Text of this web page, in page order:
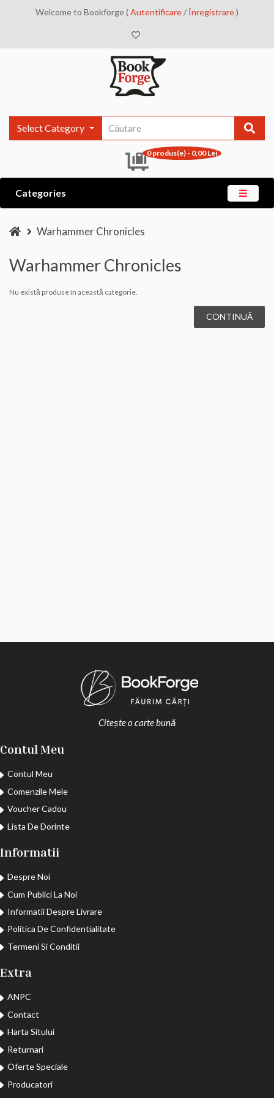
Welcome to Bookforge (Autentificare/Înregistrare)
Select Category
0 produs(e) - 0,00 Lei
Categories
Warhammer Chronicles
Warhammer Chronicles
Nu există produse în această categorie.
CONTINUĂ
Citește o carte bună
Contul Meu
Contul Meu
Comenzile Mele
Voucher Cadou
Lista De Dorinte
Informatii
Despre Noi
Cum Publici La Noi
Informatii Despre Livrare
Politica De Confidentialitate
Termeni Si Conditii
Extra
ANPC
Contact
Harta Sitului
Returnari
Oferte Speciale
Producatori